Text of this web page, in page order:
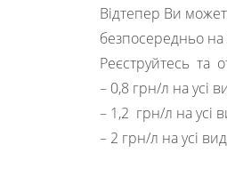
Відтепер Ви
безпосередньо
Реєструйтесь та
– 0,8 грн/л на усі
– 1,2 грн/л на усі
– 2 грн/л на усі